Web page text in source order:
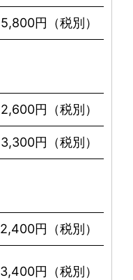
5,800円（税別）
2,600円（税別）
3,300円（税別）
2,400円（税別）
3,400円（税別）